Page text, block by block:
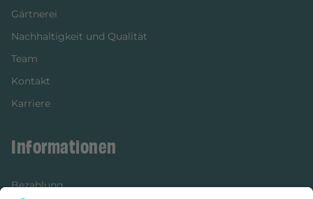
Gärtnerei
Nachhaltigkeit und Qualität
Team
Kontakt
Karriere
Informationen
Bezahlung